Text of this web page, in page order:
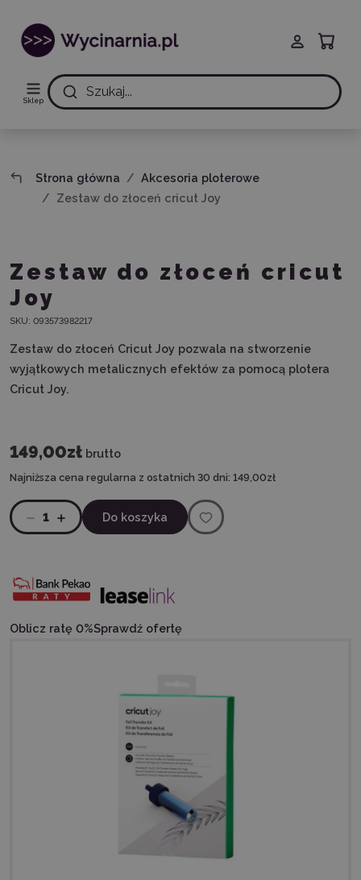
Sklep
Szukaj...
Strona główna
Akcesoria ploterowe
Zestaw do złoceń cricut Joy
Zestaw do złoceń cricut
Joy
SKU: 093573982217
Zestaw do złoceń Cricut Joy pozwala na stworzenie
wyjątkowych metalicznych efektów za pomocą plotera
Cricut Joy.
149,00zł brutto
Najniższa cena regularna z ostatnich 30 dni: 149,00zł
1 Do koszyka
Oblicz ratę 0%Sprawdź ofertę